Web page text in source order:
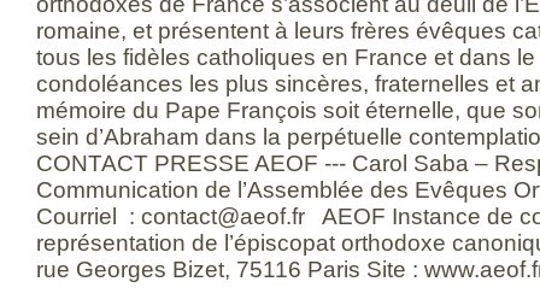
romaine, et présentent à leurs frères évêques
tous les fidèles catholiques en France et dans
condoléances les plus sincères, fraternelles et
mémoire du Pape François soit éternelle, que
sein d’Abraham dans la perpétuelle
CONTACT PRESSE AEOF --- Carol Saba –
Communication de l’Assemblée des Evêques
Courriel : contact@aeof.fr AEOF Instance de
représentation de l’épiscopat orthodoxe
rue Georges Bizet, 75116 Paris Site :